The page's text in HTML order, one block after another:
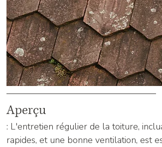
Aperçu
: L'entretien régulier de la toiture,
rapides, et une bonne ventilation, est